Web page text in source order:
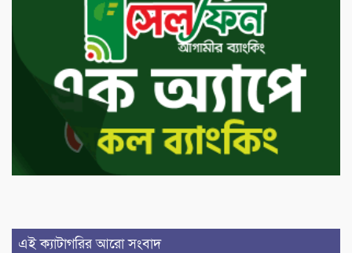
এই ক্যাটাগরির আরো সংবাদ